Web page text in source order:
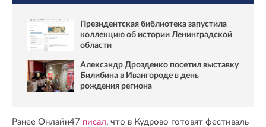
Президентская библиотека запустила
коллекцию об истории Ленинградской
области
Александр Дрозденко посетил выставку
Билибина в Ивангороде в день
рождения региона
Ранее Онлайн47 писал, что в Кудрово готовят фестиваль